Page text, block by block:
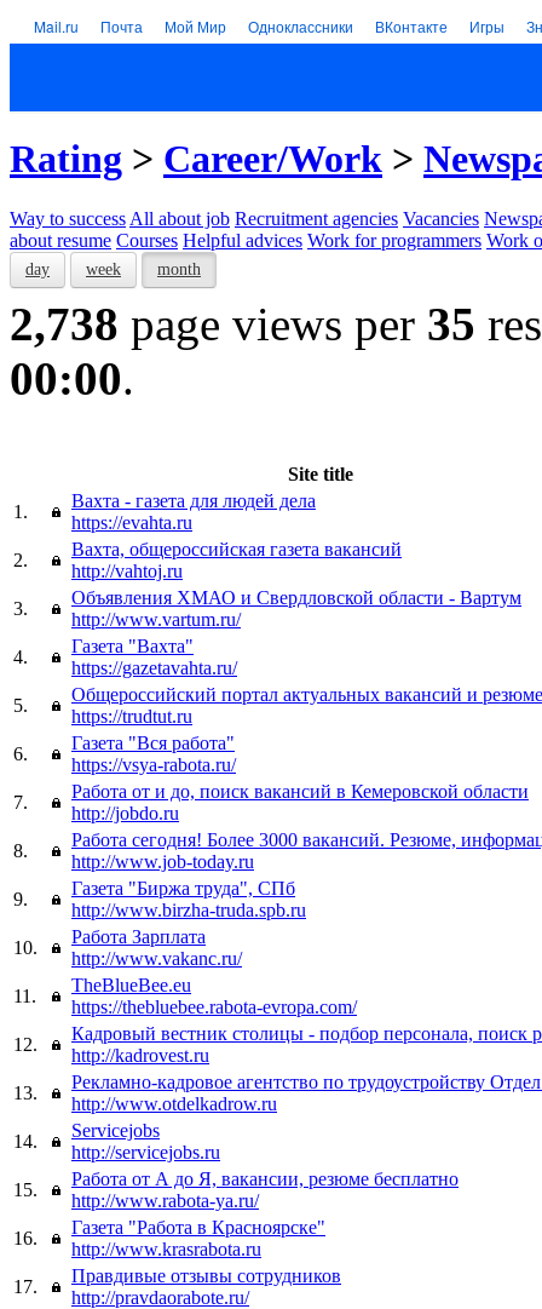
Mail.ru Почта Мой Мир Одноклассники ВКонтакте Игры
Rating > Career/Work >
Way to success All about job Recruitment agencies Vacancies
about resume Courses Helpful advices Work for programmers Work
day week month
2,738 page views per 35
00:00.
Site title
1.
Вахта - газета для людей дела
https://evahta.ru
2.
Вахта, общероссийская газета вакансий
http://vahtoj.ru
3.
Объявления ХМАО и Свердловской области - Вартум
http://www.vartum.ru/
4.
Газета "Вахта"
https://gazetavahta.ru/
5.
Общероссийский портал актуальных вакансий и
https://trudtut.ru
6.
Газета "Вся работа"
https://vsya-rabota.ru/
7.
Работа от и до, поиск вакансий в Кемеровской области
http://jobdo.ru
8.
Работа сегодня! Более 3000 вакансий. Резюме,
http://www.job-today.ru
9.
Газета "Биржа труда", СПб
http://www.birzha-truda.spb.ru
10.
Работа Зарплата
http://www.vakanc.ru/
11.
TheBlueBee.eu
https://thebluebee.rabota-evropa.com/
12.
Кадровый вестник столицы - подбор персонала, поиск
http://kadrovest.ru
13.
Рекламно-кадровое агентство по трудоустройству
http://www.otdelkadrow.ru
14.
Servicejobs
http://servicejobs.ru
15.
Работа от А до Я, вакансии, резюме бесплатно
http://www.rabota-ya.ru/
16.
Газета "Работа в Красноярске"
http://www.krasrabota.ru
17.
Правдивые отзывы сотрудников
http://pravdaorabote.ru/